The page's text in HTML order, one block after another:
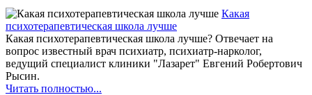
Какая
психотерапевтическая школа лучше
Какая психотерапевтическая школа лучше? Отвечает на
вопрос известный врач психиатр, психиатр-нарколог,
ведущий специалист клиники "Лазарет" Евгений Робертович
Рысин.
Читать полностью...